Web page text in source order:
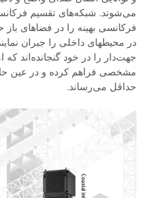
می‌شوند. شبکه‌های تقسیم
فرکانسی بهینه را در فضاهای
در محیطهای داخلی را جبران
جهت‌دار را در خود گنجانده‌اند
مشخصی فراهم کرده و در عین
حداقل می‌رساند.